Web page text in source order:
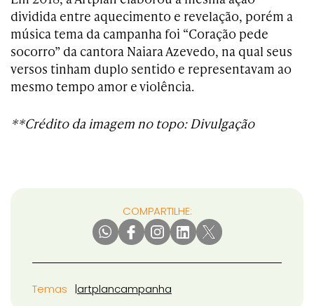
dividida entre aquecimento e revelação, porém a
música tema da campanha foi “Coração pede
socorro” da cantora Naiara Azevedo, na qual seus
versos tinham duplo sentido e representavam ao
mesmo tempo amor e violência.
**Crédito da imagem no topo: Divulgação
COMPARTILHE:
Temas artplancampanha